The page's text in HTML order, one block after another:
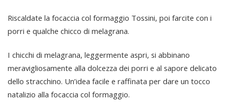
Riscaldate la focaccia col formaggio Tossini, poi farcite con i
porri e qualche chicco di melagrana.
I chicchi di melagrana, leggermente aspri, si abbinano
meravigliosamente alla dolcezza dei porri e al sapore delicato
dello stracchino. Un’idea facile e raffinata per dare un tocco
natalizio alla focaccia col formaggio.